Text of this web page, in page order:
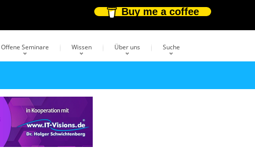
Buy me a coffee
Offene Seminare Wissen Über uns Suche